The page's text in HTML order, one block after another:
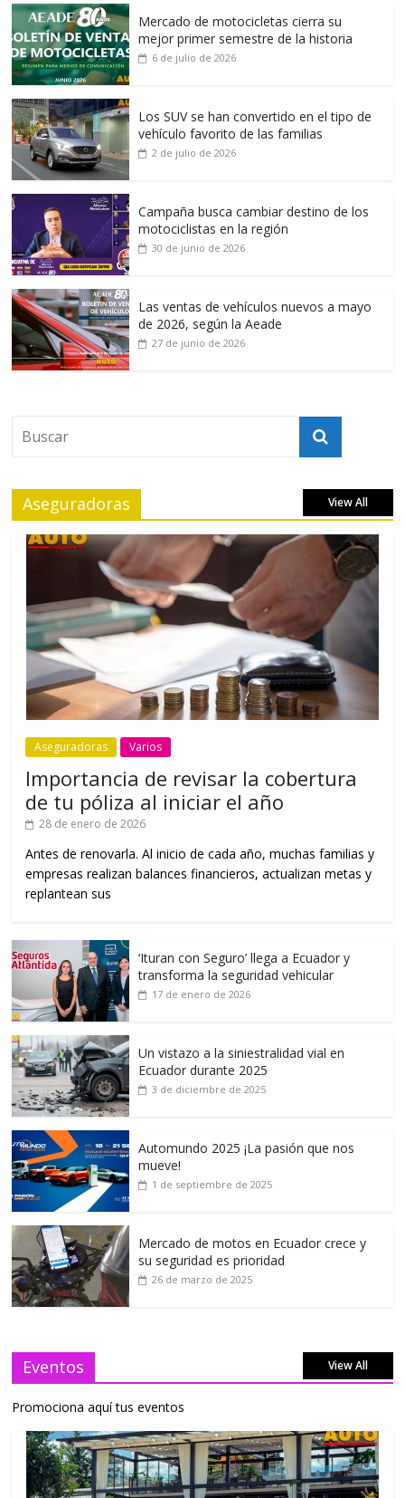
Mercado de motocicletas cierra su
mejor primer semestre de la historia
6 de julio de 2026
Los SUV se han convertido en el tipo de
vehículo favorito de las familias
2 de julio de 2026
Campaña busca cambiar destino de los
motociclistas en la región
30 de junio de 2026
Las ventas de vehículos nuevos a mayo
de 2026, según la Aeade
27 de junio de 2026
Aseguradoras View All
Aseguradoras Varios
Importancia de revisar la cobertura
de tu póliza al iniciar el año
28 de enero de 2026
Antes de renovarla. Al inicio de cada año, muchas familias y
empresas realizan balances financieros, actualizan metas y
replantean sus
‘Ituran con Seguro’ llega a Ecuador y
transforma la seguridad vehicular
17 de enero de 2026
Un vistazo a la siniestralidad vial en
Ecuador durante 2025
3 de diciembre de 2025
Automundo 2025 ¡La pasión que nos
mueve!
1 de septiembre de 2025
Mercado de motos en Ecuador crece y
su seguridad es prioridad
26 de marzo de 2025
Eventos View All
Promociona aquí tus eventos